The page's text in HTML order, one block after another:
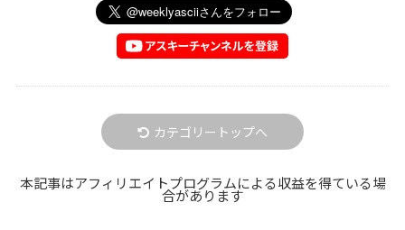
カテゴリートップへ
本記事はアフィリエイトプログラムによる収益を得ている場
合があります